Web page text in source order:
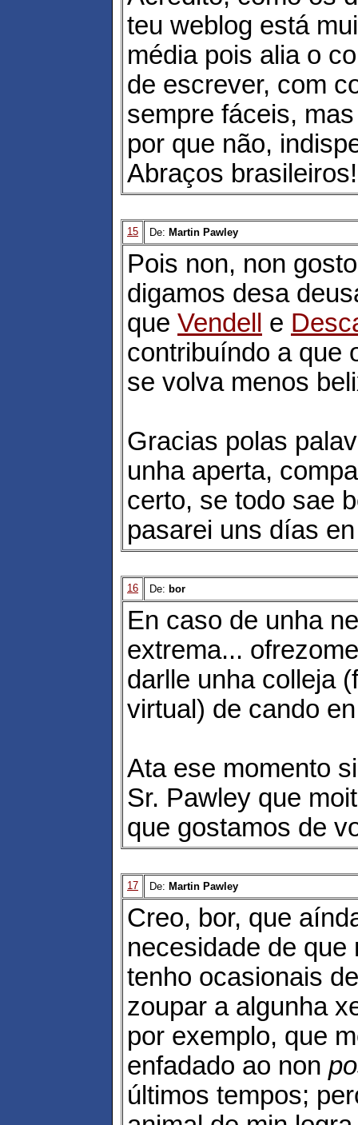
teu weblog está
média pois alia o
de escrever, com
sempre fáceis,
por que não,
Abraços brasileiros!
15 De: Martin Pawley
Pois non, non
digamos desa
que Vendell e
contribuíndo a que
se volva menos
Gracias polas
unha aperta,
certo, se todo sae
pasarei uns días
16 De: bor
En caso de unha
extrema...
darlle unha colleja
virtual) de cando
Ata ese momento
Sr. Pawley que
que gostamos de
17 De: Martin Pawley
Creo, bor, que
necesidade de que
tenho ocasionais
zoupar a algunha
por exemplo, que
enfadado ao non
últimos tempos;